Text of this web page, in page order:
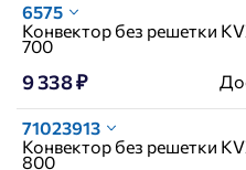
6575
Конвектор без решетки
700
9 338 ₽
71023913
Конвектор без решетки
800